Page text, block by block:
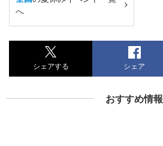
へ
シェアする シェア
おすすめ情報